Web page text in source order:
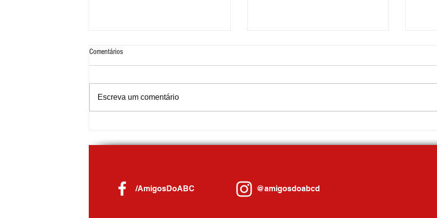
com governador Eduardo Leite
Comentários
Escreva um comentário
/AmigosDoABC @amigosdoabcd